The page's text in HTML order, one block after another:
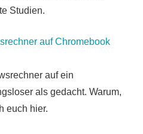
Studien.
auf Chromebook
auf ein
als gedacht. Warum,
euch hier.